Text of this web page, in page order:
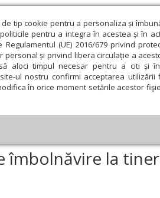
tip cookie pentru a personaliza și
pentru a integra în acestea și în
(UE) 2016/679 privind
personal și privind libera circulație a
aloci timpul necesar pentru a citi și
ul nostru confirmi acceptarea
în orice moment setările acestor
și spiritualitate Educaţie și
Analiză Reportaj Psihologie
riscul de îmbolnăvire la tineri și copii
îmbolnăvire la